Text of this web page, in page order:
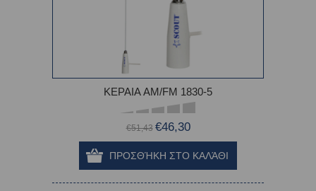
ΚΕΡΑΙΑ AM/FM 1830-5
€51,43 €46,30